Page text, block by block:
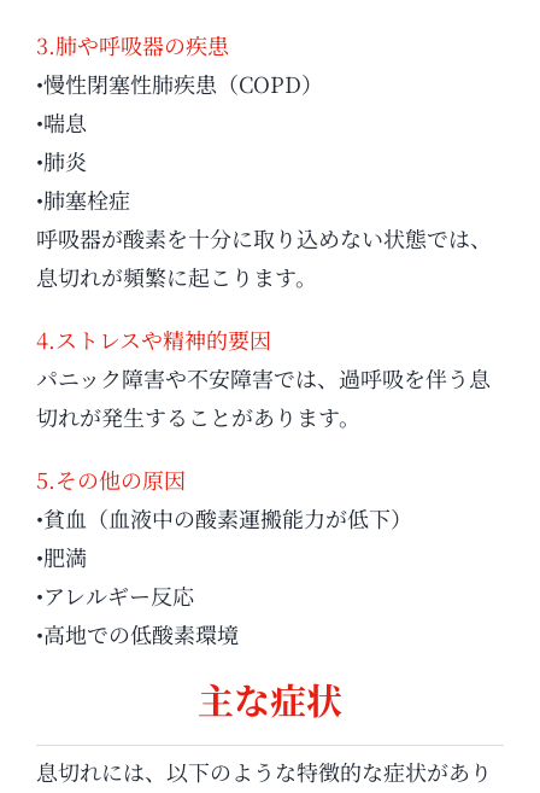
3.肺や呼吸器の疾患
•慢性閉塞性肺疾患（COPD）
•喘息
•肺炎
•肺塞栓症
呼吸器が酸素を十分に取り込めない状態では、
息切れが頻繁に起こります。
4.ストレスや精神的要因
パニック障害や不安障害では、過呼吸を伴う息
切れが発生することがあります。
5.その他の原因
•貧血（血液中の酸素運搬能力が低下）
•肥満
•アレルギー反応
•高地での低酸素環境
主な症状
息切れには、以下のような特徴的な症状があり